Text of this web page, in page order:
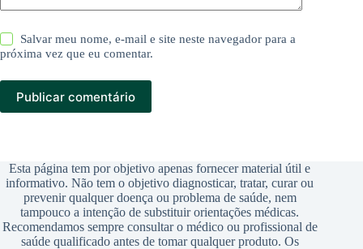
Salvar meu nome, e-mail e site neste navegador para a
próxima vez que eu comentar.
Publicar comentário
Esta página tem por objetivo apenas fornecer material útil e
informativo. Não tem o objetivo diagnosticar, tratar, curar ou
prevenir qualquer doença ou problema de saúde, nem
tampouco a intenção de substituir orientações médicas.
Recomendamos sempre consultar o médico ou profissional de
saúde qualificado antes de tomar qualquer produto. Os